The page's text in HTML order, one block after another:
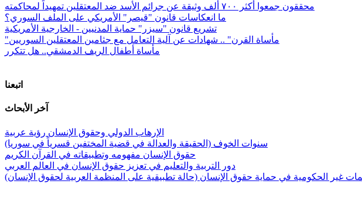
محققون جمعوا أكثر ٧٠٠ ألف وثيقة عن جرائم الأسد ضد المعتقلين تمهيداً لمحاكمته
ما انعكاسات قانون "قيصر" الأمريكي على الملف السوري؟
تشريع قانون "سيزر" حماية المدنيين - الخارجية الأمريكية
"مأساة القرن" .. شهادات عن آلية التعامل مع جثامين المعتقلين السوريين
مأساة أطفال الريف الدمشقي.. هل تتكرر
اتبعنا
آخر الأبحاث
الإرهاب الدولي وحقوق الإنسان رؤية عربية
سنوات الخوف (الحقيقة والعدالة في قضية المختفين قسرياً في سوريا)
حقوق الإنسان مفهومه وتطبيقاته في القرآن الكريم
دور التربية والتعليم في تعزيز حقوق الإنسان في العالم العربي
غير الحكومية في حماية حقوق الإنسان (حالة تطبيقية على المنظمة العربية لحقوق الإنسان)